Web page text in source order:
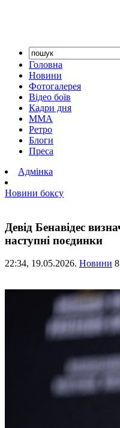
Головна
Новини
Фотогалерея
Відео боїв
Кадри дня
ММА
Ретро
Блоги
Преса
Адмінка
Новини боксу
Девід Бенавідес
наступні поєдинки
22:34, 19.05.2026. Новини